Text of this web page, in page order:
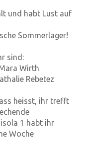
und habt Lust auf
Sommerlager!
sind:
Wirth
Rebetez
heisst, ihr trefft
1 habt ihr
Woche